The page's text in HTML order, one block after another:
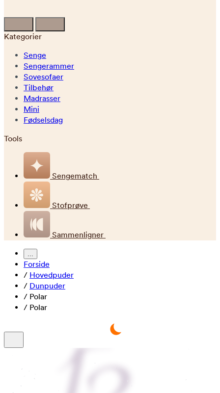
Kategorier
Senge
Sengerammer
Sovesofaer
Tilbehør
Madrasser
Mini
Fødselsdag
Tools
Sengematch
Stofprøve
Sammenligner
...
Forside
/ Hovedpuder
/ Dunpuder
/ Polar
/ Polar